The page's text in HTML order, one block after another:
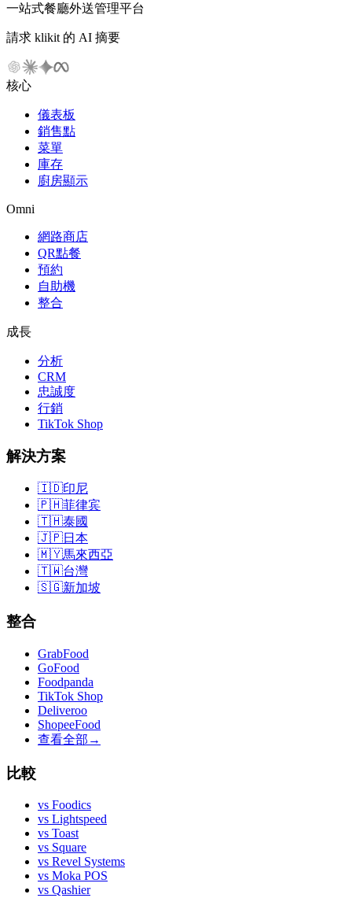
一站式餐廳外送管理平台
請求 klikit 的 AI 摘要
核心
儀表板
銷售點
菜單
庫存
廚房顯示
Omni
網路商店
QR點餐
預約
自助機
整合
成長
分析
CRM
忠誠度
行銷
TikTok Shop
解決方案
🇮🇩印尼
🇵🇭菲律宾
🇹🇭泰國
🇯🇵日本
🇲🇾馬來西亞
🇹🇼台灣
🇸🇬新加坡
整合
GrabFood
GoFood
Foodpanda
TikTok Shop
Deliveroo
ShopeeFood
查看全部 →
比較
vs Foodics
vs Lightspeed
vs Toast
vs Square
vs Revel Systems
vs Moka POS
vs Qashier